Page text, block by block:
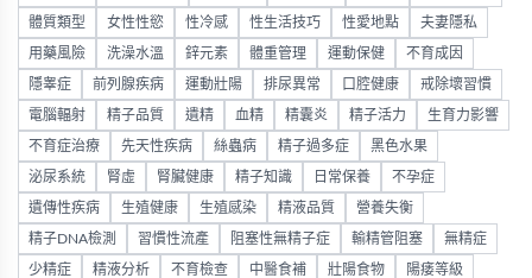
體質類型 女性性慾 性冷感 性生活技巧 性愛地點 夫妻隱私
用藥風險 洗澡水溫 鋅元素 體重管理 運動保健 不育成因
隱睾症 前列腺疾病 運動壯陽 排尿異常 口腔健康 戒除壞習慣
電腦輻射 精子品質 遺精 血精 精囊炎 精子活力 生育力影響
不育症治療 先天性疾病 絲蟲病 精子過多症 黑色水果
泌尿系統 腎虛 腎臟健康 精子知識 日常保養 不孕症
遺傳性疾病 生殖健康 生殖感染 精液品質 營養失衡
精子DNA檢測 習慣性流產 阻塞性無精子症 輸精管阻塞 無精症
少精症 精液分析 不育檢查 中醫食補 壯陽食物 陽痿等級